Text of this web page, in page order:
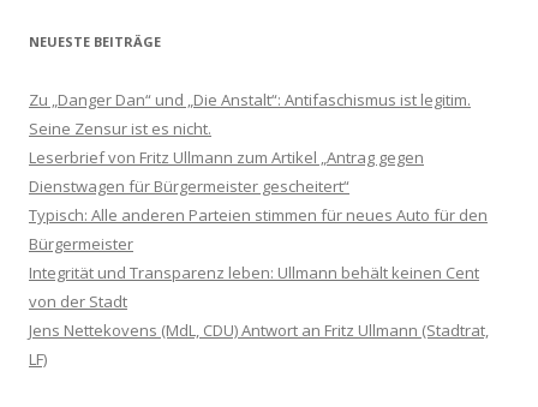
NEUESTE BEITRÄGE
Zu „Danger Dan“ und „Die Anstalt“: Antifaschismus ist legitim.
Seine Zensur ist es nicht.
Leserbrief von Fritz Ullmann zum Artikel „Antrag gegen
Dienstwagen für Bürgermeister gescheitert“
Typisch: Alle anderen Parteien stimmen für neues Auto für den
Bürgermeister
Integrität und Transparenz leben: Ullmann behält keinen Cent
von der Stadt
Jens Nettekovens (MdL, CDU) Antwort an Fritz Ullmann (Stadtrat,
LF)